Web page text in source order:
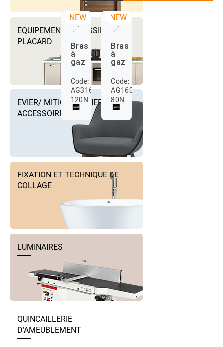
EQUIPEMENTS DRESSING ET
PLACARD
EVIER/ MITIGEUR EVIER ET
ACCESSOIRES
FIXATION ET TECHNIQUE DE
COLLAGE
LUMINAIRES
QUINCAILLERIE
D’AMEUBLEMENT
NEW
Bras
à
gaz
Code:
AG3160-
120N
NEW
Bras
à
gaz
Code:
AG160-
80N